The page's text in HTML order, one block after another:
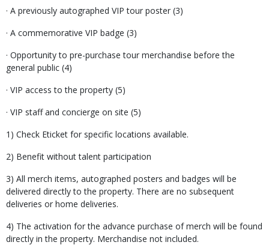
· A previously autographed VIP tour poster (3)
· A commemorative VIP badge (3)
· Opportunity to pre-purchase tour merchandise before the
general public (4)
· VIP access to the property (5)
· VIP staff and concierge on site (5)
1) Check Eticket for specific locations available.
2) Benefit without talent participation
3) All merch items, autographed posters and badges will be
delivered directly to the property. There are no subsequent
deliveries or home deliveries.
4) The activation for the advance purchase of merch will be found
directly in the property. Merchandise not included.